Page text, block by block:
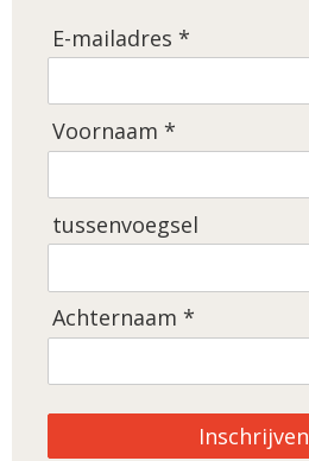
E-mailadres *
Voornaam *
tussenvoegsel
Achternaam *
Inschrijven